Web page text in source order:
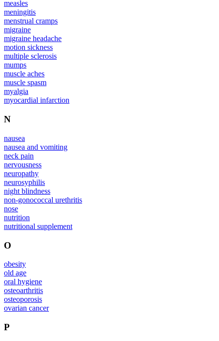
measles
meningitis
menstrual cramps
migraine
migraine headache
motion sickness
multiple sclerosis
mumps
muscle aches
muscle spasm
myalgia
myocardial infarction
N
nausea
nausea and vomiting
neck pain
nervousness
neuropathy
neurosyphilis
night blindness
non-gonococcal urethritis
nose
nutrition
nutritional supplement
O
obesity
old age
oral hygiene
osteoarthritis
osteoporosis
ovarian cancer
P